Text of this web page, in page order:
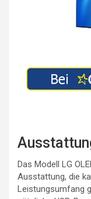
Das Modell LG
Ausstattung, die
Leistungsumfang